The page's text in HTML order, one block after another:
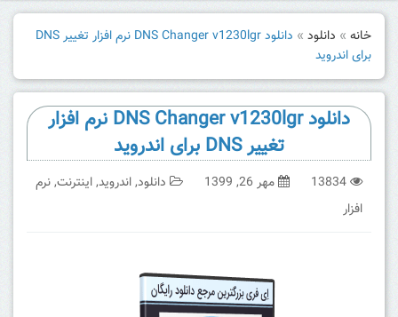
خانه » دانلود »
دانلود DNS Changer v1230lgr نرم افزار تغییر DNS
برای اندروید
دانلود DNS Changer v1230lgr نرم افزار
تغییر DNS برای اندروید
13834 مهر 26, 1399 دانلود,اندروید,اینترنت,نرم
افزار